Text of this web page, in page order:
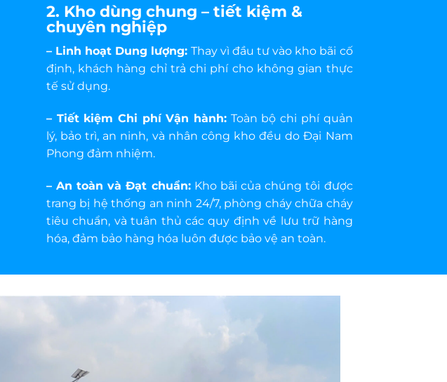
2. Kho dùng chung – tiết kiệm &
chuyên nghiệp
– Linh hoạt Dung lượng: Thay vì đầu tư vào kho bãi cố
định, khách hàng chỉ trả chi phí cho không gian thực
tế sử dụng.
– Tiết kiệm Chi phí Vận hành: Toàn bộ chi phí quản
lý, bảo trì, an ninh, và nhân công kho đều do Đại Nam
Phong đảm nhiệm.
– An toàn và Đạt chuẩn:Kho bãi của chúng tôi được
trang bị hệ thống an ninh 24/7, phòng cháy chữa cháy
tiêu chuẩn, và tuân thủ các quy định về lưu trữ hàng
hóa, đảm bảo hàng hóa luôn được bảo vệ an toàn.